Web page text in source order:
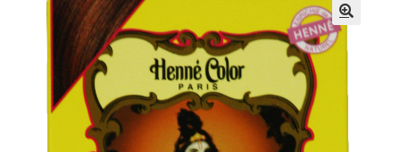
🔍